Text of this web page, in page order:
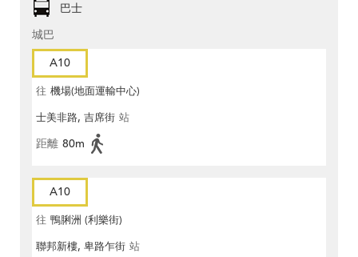
巴士
城巴
A10
往 機場(地面運輸中心)
士美非路, 吉席街 站
距離 80m
A10
往 鴨脷洲 (利樂街)
聯邦新樓, 卑路乍街 站